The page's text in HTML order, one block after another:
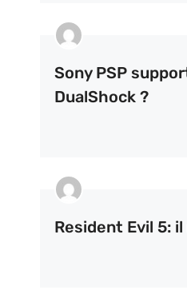
Sony PSP
DualShock ?
Resident Evil 5: